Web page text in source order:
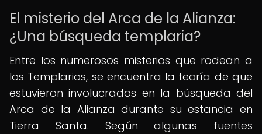
El misterio del Arca de la Alianza:
¿Una búsqueda templaria?
Entre los numerosos misterios que rodean a
los Templarios, se encuentra la teoría de que
estuvieron involucrados en la búsqueda del
Arca de la Alianza durante su estancia en
Tierra Santa. Según algunas fuentes